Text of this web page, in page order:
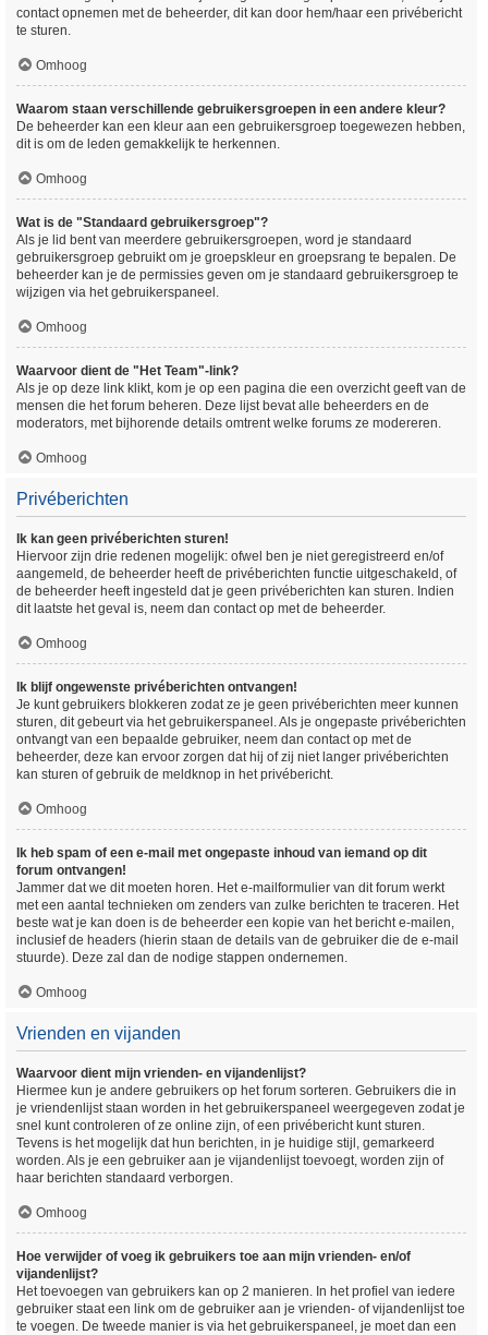
contact opnemen met de beheerder, dit kan door hem/haar een privébericht
te sturen.
Omhoog
Waarom staan verschillende gebruikersgroepen in een andere kleur?
De beheerder kan een kleur aan een gebruikersgroep toegewezen hebben,
dit is om de leden gemakkelijk te herkennen.
Omhoog
Wat is de "Standaard gebruikersgroep"?
Als je lid bent van meerdere gebruikersgroepen, word je standaard
gebruikersgroep gebruikt om je groepskleur en groepsrang te bepalen. De
beheerder kan je de permissies geven om je standaard gebruikersgroep te
wijzigen via het gebruikerspaneel.
Omhoog
Waarvoor dient de "Het Team"-link?
Als je op deze link klikt, kom je op een pagina die een overzicht geeft van de
mensen die het forum beheren. Deze lijst bevat alle beheerders en de
moderators, met bijhorende details omtrent welke forums ze modereren.
Omhoog
Privéberichten
Ik kan geen privéberichten sturen!
Hiervoor zijn drie redenen mogelijk: ofwel ben je niet geregistreerd en/of
aangemeld, de beheerder heeft de privéberichten functie uitgeschakeld, of
de beheerder heeft ingesteld dat je geen privéberichten kan sturen. Indien
dit laatste het geval is, neem dan contact op met de beheerder.
Omhoog
Ik blijf ongewenste privéberichten ontvangen!
Je kunt gebruikers blokkeren zodat ze je geen privéberichten meer kunnen
sturen, dit gebeurt via het gebruikerspaneel. Als je ongepaste privéberichten
ontvangt van een bepaalde gebruiker, neem dan contact op met de
beheerder, deze kan ervoor zorgen dat hij of zij niet langer privéberichten
kan sturen of gebruik de meldknop in het privébericht.
Omhoog
Ik heb spam of een e-mail met ongepaste inhoud van iemand op dit
forum ontvangen!
Jammer dat we dit moeten horen. Het e-mailformulier van dit forum werkt
met een aantal technieken om zenders van zulke berichten te traceren. Het
beste wat je kan doen is de beheerder een kopie van het bericht e-mailen,
inclusief de headers (hierin staan de details van de gebruiker die de e-mail
stuurde). Deze zal dan de nodige stappen ondernemen.
Omhoog
Vrienden en vijanden
Waarvoor dient mijn vrienden- en vijandenlijst?
Hiermee kun je andere gebruikers op het forum sorteren. Gebruikers die in
je vriendenlijst staan worden in het gebruikerspaneel weergegeven zodat je
snel kunt controleren of ze online zijn, of een privébericht kunt sturen.
Tevens is het mogelijk dat hun berichten, in je huidige stijl, gemarkeerd
worden. Als je een gebruiker aan je vijandenlijst toevoegt, worden zijn of
haar berichten standaard verborgen.
Omhoog
Hoe verwijder of voeg ik gebruikers toe aan mijn vrienden- en/of
vijandenlijst?
Het toevoegen van gebruikers kan op 2 manieren. In het profiel van iedere
gebruiker staat een link om de gebruiker aan je vrienden- of vijandenlijst toe
te voegen. De tweede manier is via het gebruikerspaneel, je moet dan een